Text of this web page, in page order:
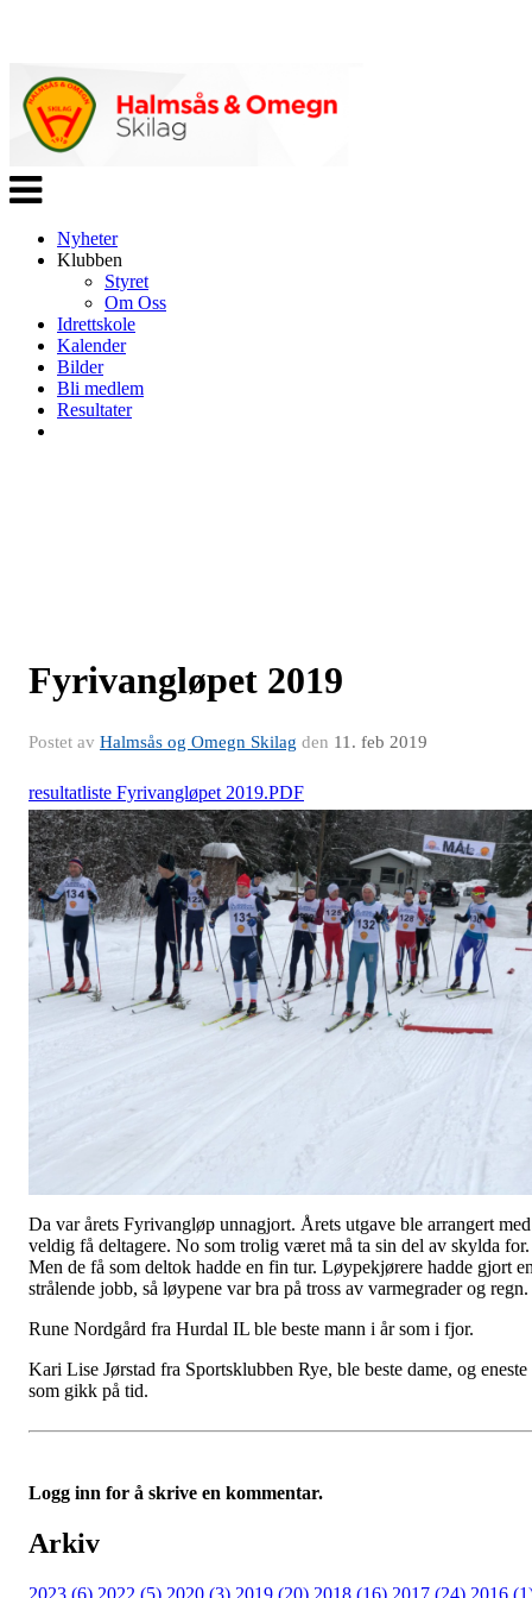
Veksle
navigasjon
Nyheter
Klubben
Styret
Om Oss
Idrettskole
Kalender
Bilder
Bli medlem
Resultater
Fyrivangløpet 2019
Postet av Halmsås og Omegn Skilag den 11. feb 2019
resultatliste Fyrivangløpet 2019.PDF
Da var årets Fyrivangløp unnagjort. Årets utgave ble arrangert med
veldig få deltagere. No som trolig været må ta sin del av skylda for.
Men de få som deltok hadde en fin tur. Løypekjørere hadde gjort
strålende jobb, så løypene var bra på tross av varmegrader og regn.
Rune Nordgård fra Hurdal IL ble beste mann i år som i fjor.
Kari Lise Jørstad fra Sportsklubben Rye, ble beste dame, og eneste
som gikk på tid.
Logg inn for å skrive en kommentar.
Arkiv
2023 (6) 2022 (5) 2020 (3) 2019 (20) 2018 (16) 2017 (24) 2016